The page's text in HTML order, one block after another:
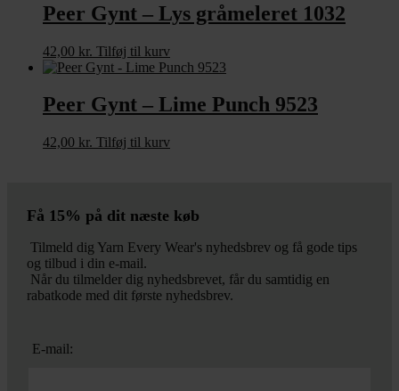
Peer Gynt – Lys gråmeleret 1032
42,00 kr. Tilføj til kurv
Peer Gynt – Lime Punch 9523
42,00 kr. Tilføj til kurv
Få 15% på dit næste køb
Tilmeld dig Yarn Every Wear's nyhedsbrev og få gode tips
og tilbud i din e-mail.
Når du tilmelder dig nyhedsbrevet, får du samtidig en
rabatkode med dit første nyhedsbrev.
E-mail: